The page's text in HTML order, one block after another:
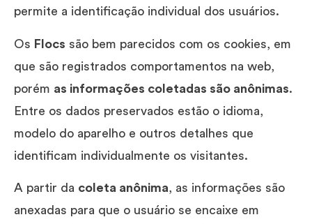
permite a identificação individual dos usuários.
Os Flocs são bem parecidos com os cookies, em
que são registrados comportamentos na web,
porém as informações coletadas são anônimas.
Entre os dados preservados estão o idioma,
modelo do aparelho e outros detalhes que
identificam individualmente os visitantes.
A partir da coleta anônima, as informações são
anexadas para que o usuário se encaixe em